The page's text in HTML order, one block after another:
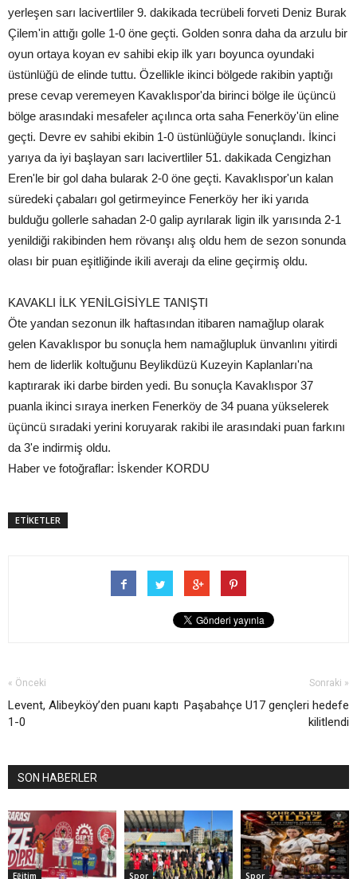
yerleşen sarı lacivertliler 9. dakikada tecrübeli forveti Deniz Burak
Çilem'in attığı golle 1-0 öne geçti. Golden sonra daha da arzulu bir
oyun ortaya koyan ev sahibi ekip ilk yarı boyunca oyundaki
üstünlüğü de elinde tuttu. Özellikle ikinci bölgede rakibin yaptığı
prese cevap veremeyen Kavaklıspor'da birinci bölge ile üçüncü
bölge arasındaki mesafeler açılınca orta saha Fenerköy'ün eline
geçti. Devre ev sahibi ekibin 1-0 üstünlüğüyle sonuçlandı. İkinci
yarıya da iyi başlayan sarı lacivertliler 51. dakikada Cengizhan
Eren'le bir gol daha bularak 2-0 öne geçti. Kavaklıspor'un kalan
süredeki çabaları gol getirmeyince Fenerköy her iki yarıda
bulduğu gollerle sahadan 2-0 galip ayrılarak ligin ilk yarısında 2-1
yenildiği rakibinden hem rövanşı alış oldu hem de sezon sonunda
olası bir puan eşitliğinde ikili averajı da eline geçirmiş oldu.
KAVAKLI İLK YENİLGİSİYLE TANIŞTI
Öte yandan sezonun ilk haftasından itibaren namağlup olarak
gelen Kavaklıspor bu sonuçla hem namağlupluk ünvanlını yitirdi
hem de liderlik koltuğunu Beylikdüzü Kuzeyin Kaplanları'na
kaptırarak iki darbe birden yedi. Bu sonuçla Kavaklıspor 37
puanla ikinci sıraya inerken Fenerköy de 34 puana yükselerek
üçüncü sıradaki yerini koruyarak rakibi ile arasındaki puan farkını
da 3'e indirmiş oldu.
Haber ve fotoğraflar: İskender KORDU
ETİKETLER
« Önceki
Levent, Alibeyköy’den puanı kaptı
1-0
Sonraki »
Paşabahçe U17 gençleri hedefe
kilitlendi
SON HABERLER
Eğitim Spor Spor